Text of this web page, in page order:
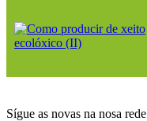
Sígue as novas na nosa rede